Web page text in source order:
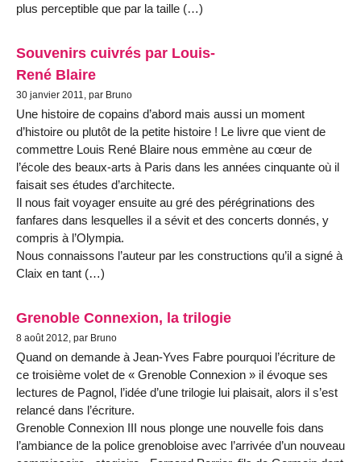
plus perceptible que par la taille (…)
Souvenirs cuivrés par Louis-
René Blaire
30 janvier 2011, par Bruno
Une histoire de copains d’abord mais aussi un moment
d’histoire ou plutôt de la petite histoire ! Le livre que vient de
commettre Louis René Blaire nous emmène au cœur de
l’école des beaux-arts à Paris dans les années cinquante où il
faisait ses études d’architecte.
Il nous fait voyager ensuite au gré des pérégrinations des
fanfares dans lesquelles il a sévit et des concerts donnés, y
compris à l’Olympia.
Nous connaissons l’auteur par les constructions qu’il a signé à
Claix en tant (…)
Grenoble Connexion, la trilogie
8 août 2012, par Bruno
Quand on demande à Jean-Yves Fabre pourquoi l’écriture de
ce troisième volet de « Grenoble Connexion » il évoque ses
lectures de Pagnol, l’idée d’une trilogie lui plaisait, alors il s’est
relancé dans l’écriture.
Grenoble Connexion III nous plonge une nouvelle fois dans
l’ambiance de la police grenobloise avec l’arrivée d’un nouveau